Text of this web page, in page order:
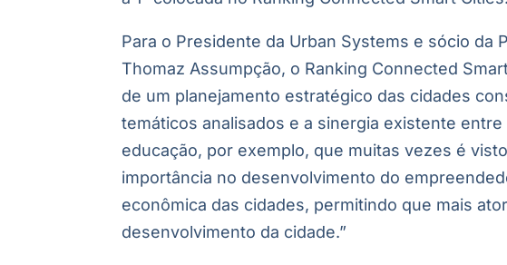
Para o Presidente da Urban Systems e sócio da
Thomaz Assumpção, o Ranking Connected
de um planejamento estratégico das cidades
temáticos analisados e a sinergia existente
educação, por exemplo, que muitas vezes é
importância no desenvolvimento do
econômica das cidades, permitindo que mais
desenvolvimento da cidade.”